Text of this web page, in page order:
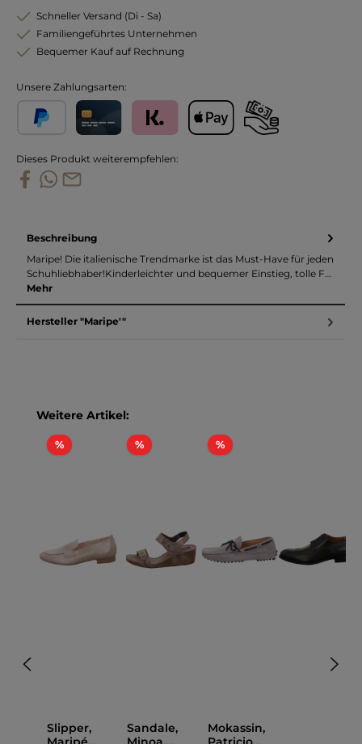
Schneller Versand (Di - Sa)
Familiengeführtes Unternehmen
Bequemer Kauf auf Rechnung
Unsere Zahlungsarten:
Dieses Produkt weiterempfehlen:
Beschreibung
Maripe! Die italienische Trendmarke ist das Must-Have für jeden
Schuhliebhaber!Kinderleichter und bequemer Einstieg, tolle F…
Mehr
Hersteller "Maripe'"
Produktgalerie überspringen
Weitere Artikel:
%Rabatt
Slipper,
%Rabatt
Sandale,
%Rabatt
Mokassin,